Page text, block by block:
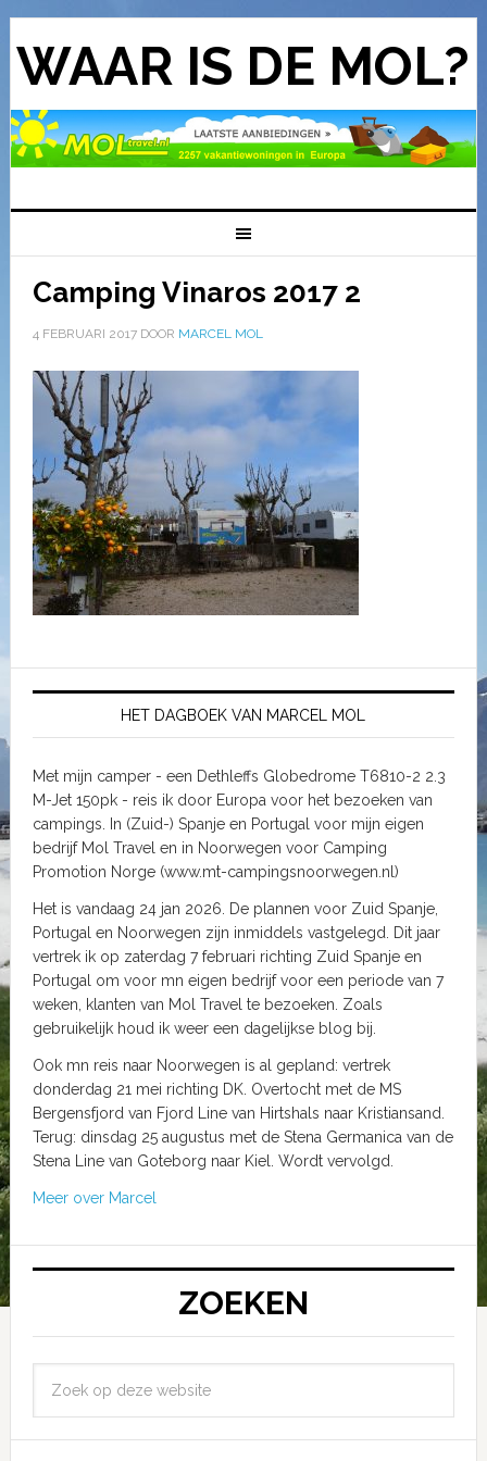
WAAR IS DE MOL?
Camping Vinaros 2017 2
4 FEBRUARI 2017DOOR MARCEL MOL
HET DAGBOEK VAN MARCEL MOL
Met mijn camper - een Dethleffs Globedrome T6810-2 2.3
M-Jet 150pk - reis ik door Europa voor het bezoeken van
campings. In (Zuid-) Spanje en Portugal voor mijn eigen
bedrijf Mol Travel en in Noorwegen voor Camping
Promotion Norge (www.mt-campingsnoorwegen.nl)
Het is vandaag 24 jan 2026. De plannen voor Zuid Spanje,
Portugal en Noorwegen zijn inmiddels vastgelegd. Dit jaar
vertrek ik op zaterdag 7 februari richting Zuid Spanje en
Portugal om voor mn eigen bedrijf voor een periode van 7
weken, klanten van Mol Travel te bezoeken. Zoals
gebruikelijk houd ik weer een dagelijkse blog bij.
Ook mn reis naar Noorwegen is al gepland: vertrek
donderdag 21 mei richting DK. Overtocht met de MS
Bergensfjord van Fjord Line van Hirtshals naar Kristiansand.
Terug: dinsdag 25 augustus met de Stena Germanica van de
Stena Line van Goteborg naar Kiel. Wordt vervolgd.
Meer over Marcel
ZOEKEN